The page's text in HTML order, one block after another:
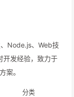
Node.js、Web技
开发经验，致力于
案。
分类